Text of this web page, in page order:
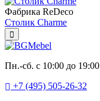
Фабрика ReDeco
Столик Charme
Пн.-сб. с 10:00 до 19:00
+7 (495) 505-26-32